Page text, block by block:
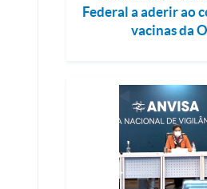
Federal a aderir ao
vacinas da